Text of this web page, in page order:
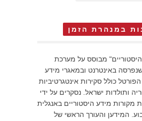
במנהרת הזמן
מבוסס על מערכת
באינטרנט ובמאגרי מידע
כולל סקירות אינטגרטיביות
ותולדות ישראל. נסקרים על ידי
מקורות מידע היסטוריים באנגלית
המידען והעורך הראשי של